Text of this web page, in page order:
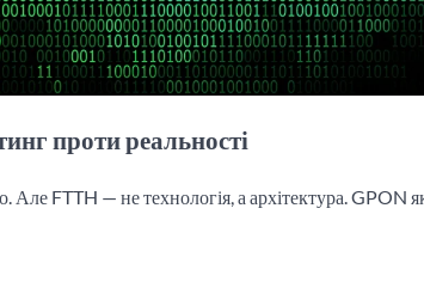
проти реальності
FTTH — не технологія, а архітектура. GPON